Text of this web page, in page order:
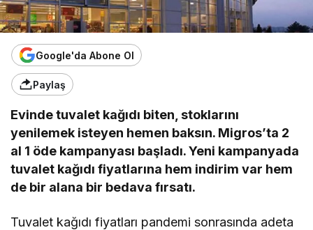
Google'da Abone Ol
Paylaş
Evinde tuvalet kağıdı biten, stoklarını
yenilemek isteyen hemen baksın. Migros’ta 2
al 1 öde kampanyası başladı. Yeni kampanyada
tuvalet kağıdı fiyatlarına hem indirim var hem
de bir alana bir bedava fırsatı.
Tuvalet kağıdı fiyatları pandemi sonrasında adeta